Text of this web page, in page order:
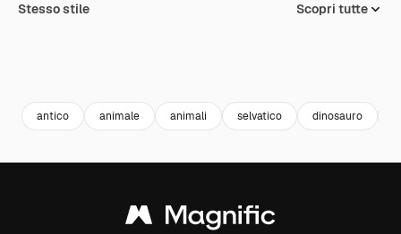
Stesso stile Scopri tutte
antico animale animali selvatico dinosauro